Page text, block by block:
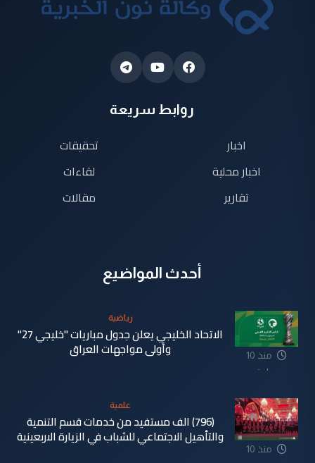
روابط سريعة
اخبار
اخبار محلية
تقارير
تحقيقات
لقاءات
مقالات
أحدث المواضيع
منذ 10
ساعة
رياضية
الاتحاد الخليجي يعلن جدول مباريات "خليجي 27"
وأولى مواجهات العراق
منذ 10
علمية
(796) الف مستفيد من خدمات قسم التنمية
والتأهيل الاجتماعي للشباب في الزيارة الاربعينية